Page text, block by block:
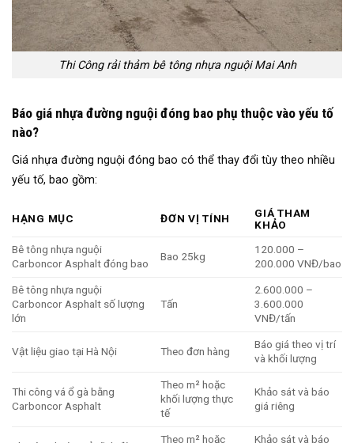
Thi Công rải thảm bê tông nhựa nguội Mai Anh
Báo giá nhựa đường nguội đóng bao phụ thuộc vào yếu tố
nào?
Giá nhựa đường nguội đóng bao có thể thay đổi tùy theo nhiều
yếu tố, bao gồm:
HẠNG MỤC ĐƠN VỊ TÍNH
GIÁ THAM
KHẢO
Bê tông nhựa nguội
Carboncor Asphalt đóng bao
Bao 25kg
120.000 –
200.000 VNĐ/bao
Bê tông nhựa nguội
Carboncor Asphalt số lượng
lớn
Tấn
2.600.000 –
3.600.000
VNĐ/tấn
Vật liệu giao tại Hà Nội Theo đơn hàng
Báo giá theo vị trí
và khối lượng
Thi công vá ổ gà bằng
Carboncor Asphalt
Theo m² hoặc
khối lượng thực
tế
Khảo sát và báo
giá riêng
Theo m² hoặc Khảo sát và báo